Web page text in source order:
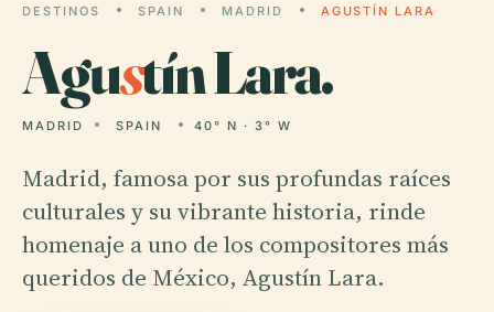
DESTINOS SPAIN MADRID AGUSTÍN LARA
Agustín Lara.
MADRID SPAIN 40° N · 3° W
Madrid, famosa por sus profundas raíces
culturales y su vibrante historia, rinde
homenaje a uno de los compositores más
queridos de México, Agustín Lara.